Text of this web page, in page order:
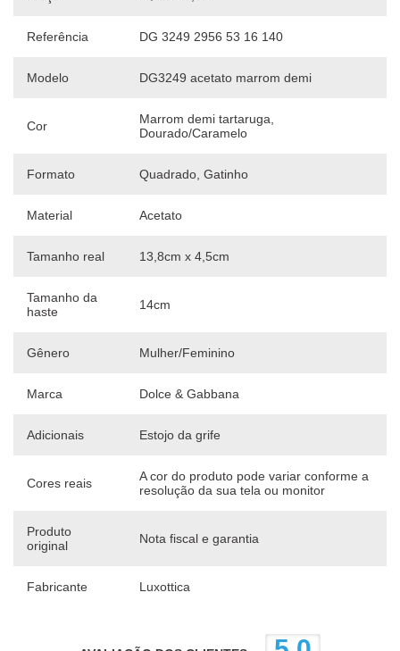
Referência DG 3249 2956 53 16 140
Modelo DG3249 acetato marrom demi
Cor
Marrom demi tartaruga,
Dourado/Caramelo
Formato Quadrado, Gatinho
Material Acetato
Tamanho real 13,8cm x 4,5cm
Tamanho da
haste
14cm
Gênero Mulher/Feminino
Marca Dolce & Gabbana
Adicionais Estojo da grife
Cores reais
A cor do produto pode variar conforme a
resolução da sua tela ou monitor
Produto
original
Nota fiscal e garantia
Fabricante Luxottica